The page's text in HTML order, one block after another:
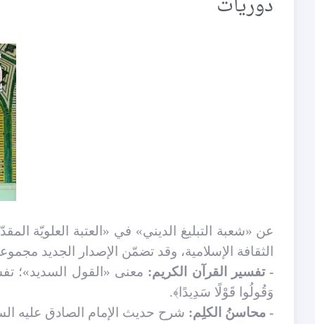
عن «شعبة التبليغ الديني» في «العتبة العلويّة
الثقافة الإسلامية، وقد تضمّن الإصدار الجديد
- تفسير القرآن الكريم: معنى «القول السديد»؛
وَقُولُوا قَوْلًا سَدِيدًا﴾.
- محاسن الكلِم: شرح حديث الإمام الصادق عليه